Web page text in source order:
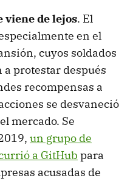
viene de lejos. El
en el
cuyos soldados
protestar después
recompensas a
se desvaneció
mercado. Se
un grupo de
a GitHub para
acusadas de